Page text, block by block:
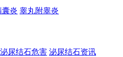
囊炎 睾丸附睾炎
泌尿结石危害 泌尿结石资讯